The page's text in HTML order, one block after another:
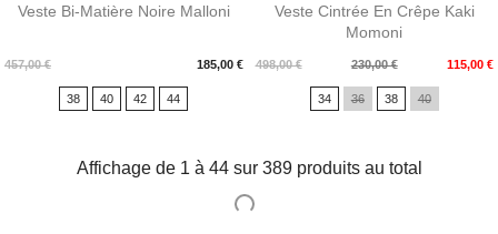
Veste Bi-Matière Noire Malloni
457,00 € 185,00 €
Prix
38 40 42 44
Veste Cintrée En Crêpe Kaki
Momoni
498,00 €
Prix
230,00 € 115,00 €
Prix
34 36 38 40
Affichage de 1 à 44 sur 389 produits au total